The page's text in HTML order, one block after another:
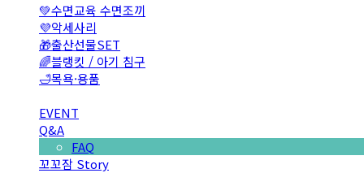
💚수면교육 수면조끼
💜악세사리
🎁출산선물SET
🌈블랭킷 / 아기 침구
🛁목욕·용품
EVENT
Q&A
FAQ
꼬꼬잠 Story